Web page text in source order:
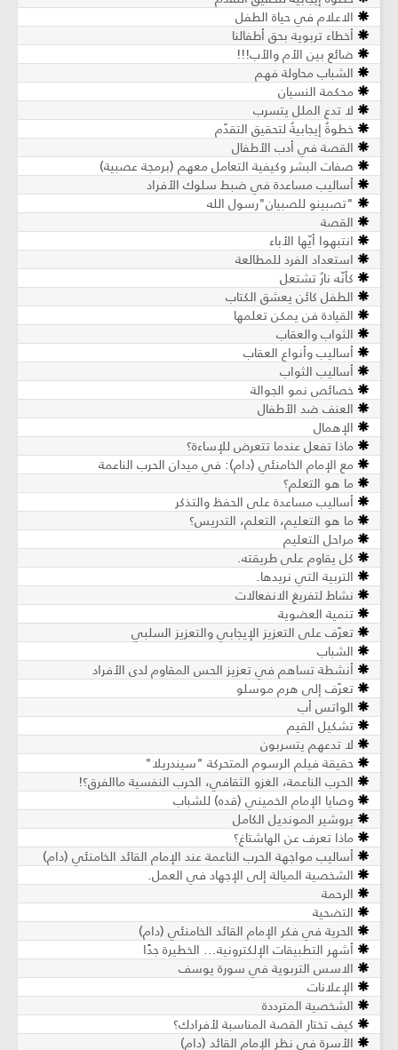
الاعلام في حياة الطفل
أخطاء تربوية بحق أطفالنا
ضائع بين الأم والأب!!!
الشباب محاولة فهم
محكمة النسيان
لا تدع الملل يتسرب
خطوةٌ إيجابيةٌ لتحقيق التقدّم
القصة في أدب الأطفال
صفات البشر وكيفية التعامل معهم (برمجة عصبية)
أساليب مساعدة في ضبط سلوك الأفراد
"تصبينو للصبيان"رسول الله
القصة
انتبهوا أيّها الأباء
استعداد الفرد للمطالعة
كأنّه نارٌ تشتعل
الطفل كائن يعشق الكتاب
القيادة فن يمكن تعلمها
الثواب والعقاب
أساليب وأنواع العقاب
أساليب الثواب
خصائص نمو الجوالة
العنف ضد الأطفال
الإهمال
ماذا تفعل عندما تتعرض للإساءة؟
مع الإمام الخامنئي (دام): في ميدان الحرب الناعمة
ما هو التعلم؟
أساليب مساعدة على الحفظ والتذكر
ما هو التعليم، التعلم، التدريس؟
مراحل التعليم
كل يقاوم على طريقته.
التربية التي نريدها.
نشاط لتفريغ الانفعالات
تنمية العضوية
تعرّف على التعزيز الإيجابي والتعزيز السلبي
الشباب
أنشطة تساهم في تعزيز الحس المقاوم لدى الأفراد
تعرّف إلى هرم موسلو
الواتس أب
تشكيل القيم
لا تدعهم يتسربون
حقيقة فيلم الرسوم المتحركة "سيندريلا"
الحرب الناعمة، الغزو الثقافي، الحرب النفسية ماالفرق؟!
وصايا الإمام الخميني (قده) للشباب
بروشير المونديل الكامل
ماذا تعرف عن الهاشتاغ؟
أساليب مواجهة الحرب الناعمة عند الإمام القائد الخامنئي (دام)
الشخصية الميالة إلى الإجهاد في العمل.
الرحمة
التضحية
الحرية في فكر الإمام القائد الخامنئي (دام)
أشهر التطبيقات الإلكترونية... الخطيرة جدًا
الاسس التربوية في سورة يوسف
الإعلانات
الشخصية المترددة
كيف تختار القصة المناسبة لأفرادك؟
الأسرة في نظر الإمام القائد (دام)